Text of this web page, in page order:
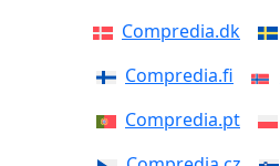
Compredia.dk
Compredia.fi
Compredia.pt